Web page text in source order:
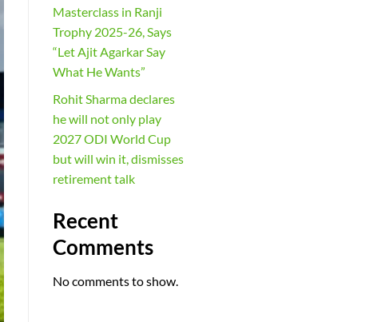
Masterclass in Ranji
Trophy 2025-26, Says
“Let Ajit Agarkar Say
What He Wants”
Rohit Sharma declares
he will not only play
2027 ODI World Cup
but will win it, dismisses
retirement talk
Recent
Comments
No comments to show.